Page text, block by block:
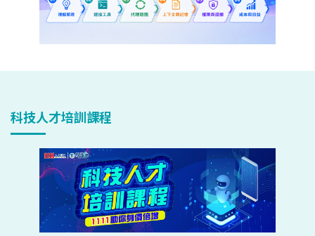
科技人才培訓課程